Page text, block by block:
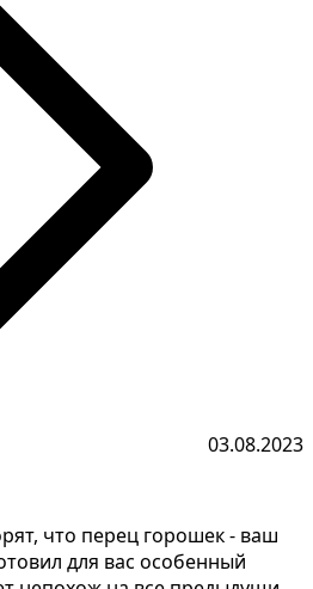
03.08.2023
что перец горошек - ваш
для вас особенный